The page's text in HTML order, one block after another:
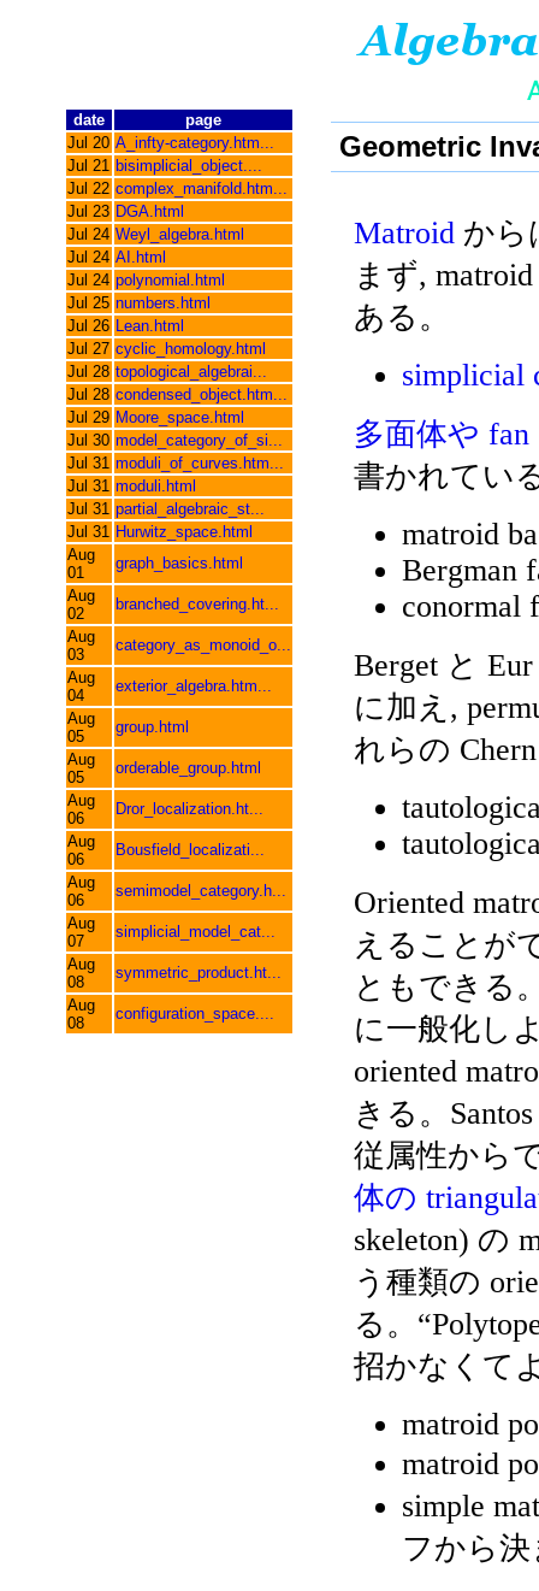
date
page
Jul 20 A_infty-category.htm...
Jul 21 bisimplicial_object....
Jul 22 complex_manifold.htm...
Jul 23 DGA.html
Jul 24 Weyl_algebra.html
Jul 24 AI.html
Jul 24 polynomial.html
Jul 25 numbers.html
Jul 26 Lean.html
Jul 27 cyclic_homology.html
Jul 28 topological_algebrai...
Jul 28 condensed_object.htm...
Jul 29 Moore_space.html
Jul 30 model_category_of_si...
Jul 31 moduli_of_curves.htm...
Jul 31 moduli.html
Jul 31 partial_algebraic_st...
Jul 31 Hurwitz_space.html
Aug
01
graph_basics.html
Aug
02
branched_covering.ht...
Aug
03
category_as_monoid_o...
Aug
04
exterior_algebra.htm...
Aug
05
group.html
Aug
05
orderable_group.html
Aug
06
Dror_localization.ht...
Aug
06
Bousfield_localizati...
Aug
06
semimodel_category.h...
Aug
07
simplicial_model_cat...
Aug
08
symmetric_product.ht...
Aug
08
configuration_space....
Geometric
Matroid から
まず,
ある。
simplicial
多面体や fan
書かれてい
matroid
Bergman
conormal
Berget と
に加え,
れらの
Oriented
えることが
ともできる
に一般化し
oriented
きる。
従属性から
体の
skeleton) の
う種類の
る。
招かなくて
matroid
matroid
simple
フから決